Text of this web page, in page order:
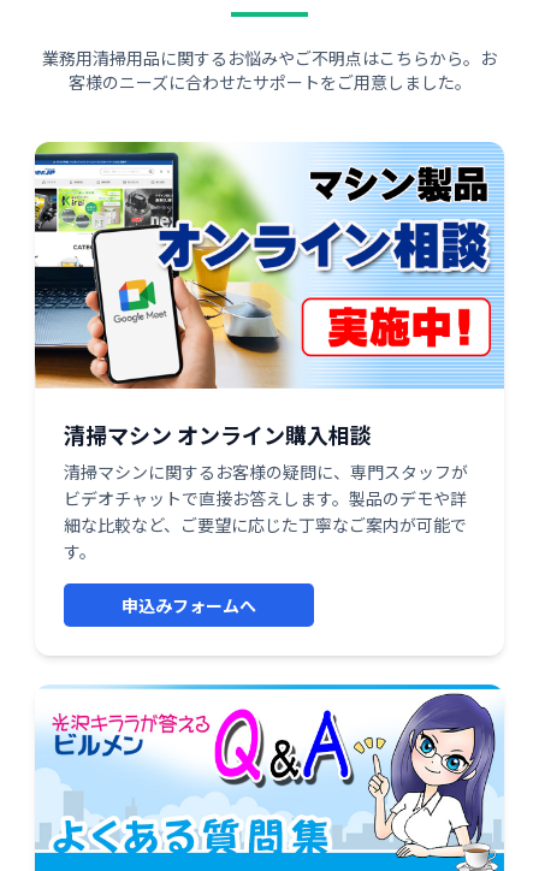
業務用清掃用品に関するお悩みやご不明点はこちらから。お
客様のニーズに合わせたサポートをご用意しました。
清掃マシン オンライン購入相談
清掃マシンに関するお客様の疑問に、専門スタッフが
ビデオチャットで直接お答えします。製品のデモや詳
細な比較など、ご要望に応じた丁寧なご案内が可能で
す。
申込みフォームへ